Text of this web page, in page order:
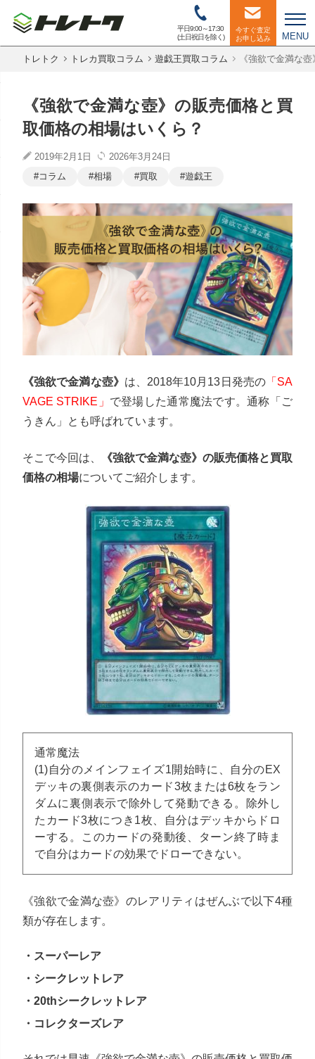
平日9:00～17:30
(土日祝日を除く)
今すぐ査定
お申し込み
MENU
トレトク トレカ買取コラム 遊戯王買取コラム 《強欲で金満な
《強欲で金満な壺》の販売価格と買
取価格の相場はいくら？
2019年2月1日
2026年3月24日
コラム
相場 買取 遊戯王
《強欲で金満な壺》 は、2018年10月13日発売の「SA
VAGE STRIKE」 で登場した通常魔法です。通称「ご
うきん」とも呼ばれています。
そこで今回は、
《強欲で金満な壺》の販売価格と買取
価格の相場についてご紹介します。
通常魔法
(1)自分のメインフェイズ1開始時に、自分のEX
デッキの裏側表示のカード3枚または6枚をラン
ダムに裏側表示で除外して発動できる。除外し
たカード3枚につき1枚、自分はデッキからドロ
ーする。このカードの発動後、ターン終了時ま
で自分はカードの効果でドローできない。
《強欲で金満な壺》のレアリティはぜんぶで以下4種
類が存在します。
・スーパーレア
・シークレットレア
・20thシークレットレア
・コレクターズレア